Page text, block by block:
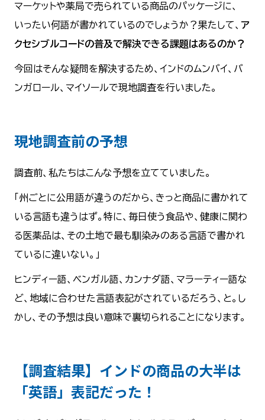
マーケットや薬局で売られている商品のパッケージに、
いったい何語が書かれているのでしょうか？果たして、 ア
クセシブルコードの普及で解決できる課題はあるのか？
今回はそんな疑問を解決するため、インドのムンバイ、バ
ンガロール、マイソールで現地調査を行いました。
現地調査前の予想
調査前、私たちはこんな予想を立てていました。
「州ごとに公用語が違うのだから、きっと商品に書かれて
いる言語も違うはず。特に、毎日使う食品や、健康に関わ
る医薬品は、その土地で最も馴染みのある言語で書かれ
ているに違いない。」
ヒンディー語、ベンガル語、カンナダ語、マラーティー語な
ど、地域に合わせた言語表記がされているだろう、と。し
かし、その予想は良い意味で裏切られることになります。
【調査結果】インドの商品の大半は
「英語」表記だった！